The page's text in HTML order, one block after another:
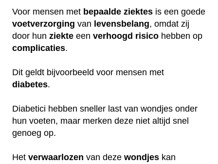
Voor mensen met bepaalde ziektes is een goede
voetverzorging van levensbelang, omdat zij
door hun ziekte een verhoogd risico hebben op
complicaties.
Dit geldt bijvoorbeeld voor mensen met
diabetes.
Diabetici hebben sneller last van wondjes onder
hun voeten, maar merken deze niet altijd snel
genoeg op.
Het verwaarlozen van deze wondjes kan